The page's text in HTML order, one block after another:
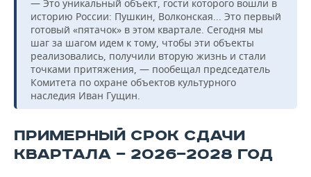
— Это уникальный объект, гости которого вошли в
историю России: Пушкин, Волконская... Это первый
готовый «пятачок» в этом квартале. Сегодня мы
шаг за шагом идем к тому, чтобы эти объекты
реализовались, получили вторую жизнь и стали
точками притяжения, — пообещал председатель
Комитета по охране объектов культурного
наследия Иван Гущин.
ПРИМЕРНЫЙ СРОК СДАЧИ
КВАРТАЛА — 2026—2028 ГОД